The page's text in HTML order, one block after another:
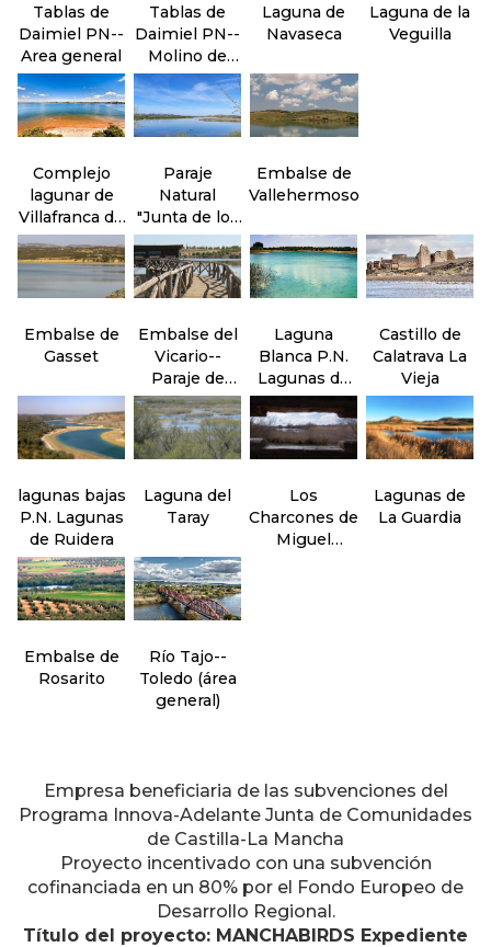
Tablas de
Daimiel PN--
Area general
Tablas de
Daimiel PN--
Molino de
Molemocho
Laguna de
Navaseca
Laguna de la
Veguilla
Complejo
lagunar de
Villafranca de
los
Caballeros
Paraje
Natural
"Junta de los
ríos" Záncara
y Cigüela
Embalse de
Vallehermoso
Embalse de
Gasset
Embalse del
Vicario--
Paraje de
Peralvillo
Laguna
Blanca P.N.
Lagunas de
Ruidera
Castillo de
Calatrava La
Vieja
lagunas bajas
P.N. Lagunas
de Ruidera
Laguna del
Taray
Los
Charcones de
Miguel
Lagunas de
La Guardia
Embalse de
Rosarito
Río Tajo--
Toledo (área
general)
Empresa beneficiaria de las subvenciones del
Programa Innova-Adelante Junta de Comunidades
de Castilla-La Mancha
Proyecto incentivado con una subvención
cofinanciada en un 80% por el Fondo Europeo de
Desarrollo Regional.
Título del proyecto: MANCHABIRDS Expediente